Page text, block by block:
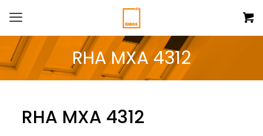
RHA MXA 4312
RHA MXA 4312